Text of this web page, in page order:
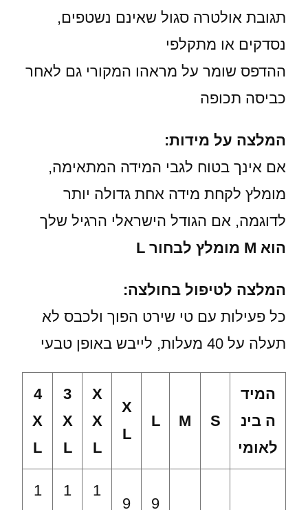
תגובת אולטרה סגול שאינם נשטפים,
נסדקים או מתקלפי
ההדפס שומר על מראהו המקורי גם לאחר
כביסה תכופה
המלצה על מידות:
אם אינך בטוח לגבי המידה המתאימה,
מומלץ לקחת מידה אחת גדולה יותר
לדוגמה, אם הגודל הישראלי הרגיל שלך
הוא M מומלץ לבחור L
המלצה לטיפול בחולצה:
כל פעילות עם טי שירט הפוך ולכבס לא
תעלה על 40 מעלות, לייבש באופן טבעי
המיד
ה בינ
לאומי
S
M
L
X
L
X
X
L
3
X
L
4
X
L
9
9
1
1
1